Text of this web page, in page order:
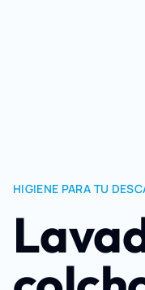
HIGIENE PARA TU